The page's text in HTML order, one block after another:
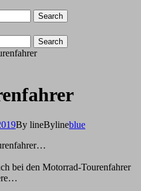
Search
Search
By lineBylineblue
bei den Motorrad-Tourenfahrer